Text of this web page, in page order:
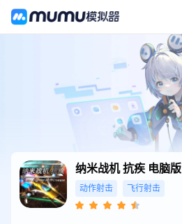
纳米战机 抗疾 电脑版
动作射击 飞行射击